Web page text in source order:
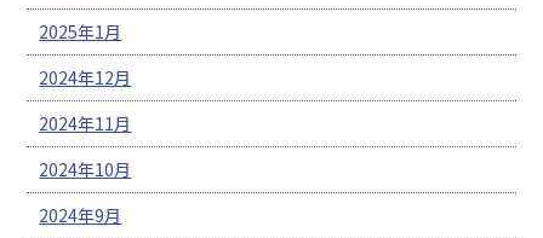
2025年1月
2024年12月
2024年11月
2024年10月
2024年9月